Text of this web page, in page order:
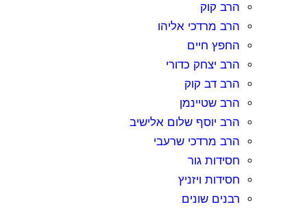
הרב קוק
הרב מרדכי אליהו
החפץ חיים
הרב יצחק כדורי
הרב דב קוק
הרב שטיינמן
הרב יוסף שלום אלישיב
הרב מרדכי שרעבי
חסידות גור
חסידות ויזניץ
רבנים שונים